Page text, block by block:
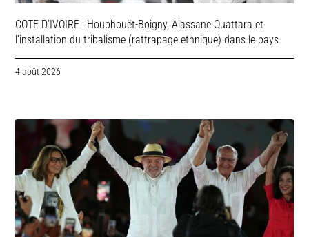
COTE D’IVOIRE : Houphouët-Boigny, Alassane Ouattara et
l’installation du tribalisme (rattrapage ethnique) dans le pays
4 août 2026